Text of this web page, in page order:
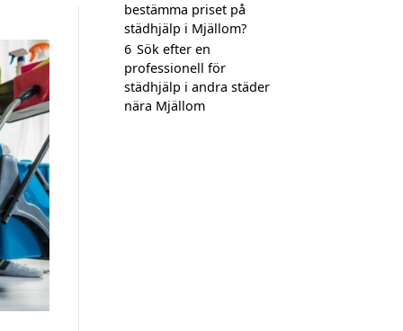
bestämma priset på
städhjälp i Mjällom?
6 Sök efter en
professionell för
städhjälp i andra städer
nära Mjällom